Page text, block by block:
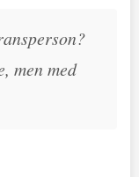
men med